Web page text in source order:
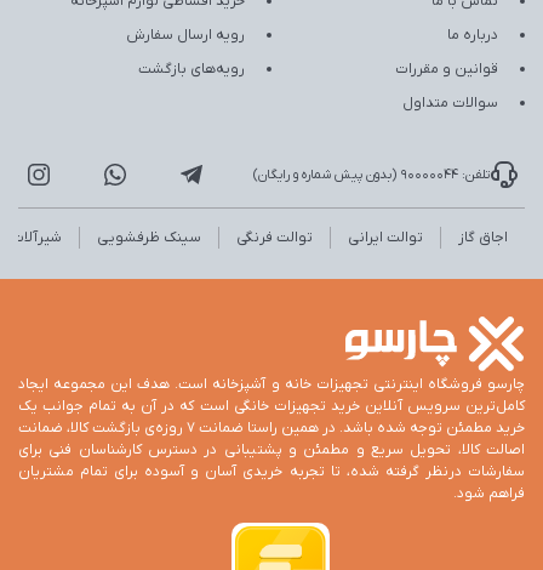
درباره ما
قوانین و مقررات
سوالات متداول
رویه ارسال سفارش
رویه‌های بازگشت
تلفن: 90000044 (بدون پیش شماره و رایگان)
اجاق گاز توالت ایرانی توالت فرنگی سینک ظرفشویی شیرآلات
چارسو فروشگاه اینترنتی تجهیزات خانه و آشپزخانه است. هدف این مجموعه ایجاد
کامل‌ترین سرویس آنلاین خرید تجهیزات خانگی است که در آن به تمام جوانب یک
خرید مطمئن توجه شده باشد. در همین راستا ضمانت 7 روزه‌ی بازگشت کالا، ضمانت
اصالت کالا، تحویل سریع و مطمئن و پشتیبانی در دسترس کارشناسان فنی برای
سفارشات درنظر گرفته شده، تا تجربه خریدی آسان و آسوده برای تمام مشتریان
فراهم شود.